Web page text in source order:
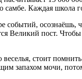
самбе. Каждая
событий, осознаёшь,
Великий пост.
веселья, стоит
запахом мочи,